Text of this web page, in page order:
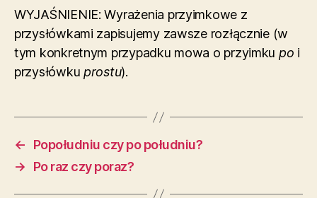
WYJAŚNIENIE: Wyrażenia przyimkowe z
przysłówkami zapisujemy zawsze rozłącznie (w
tym konkretnym przypadku mowa o przyimku po i
przysłówkuprostu).
←
Popołudniu czy po południu?
→
Po raz czy poraz?